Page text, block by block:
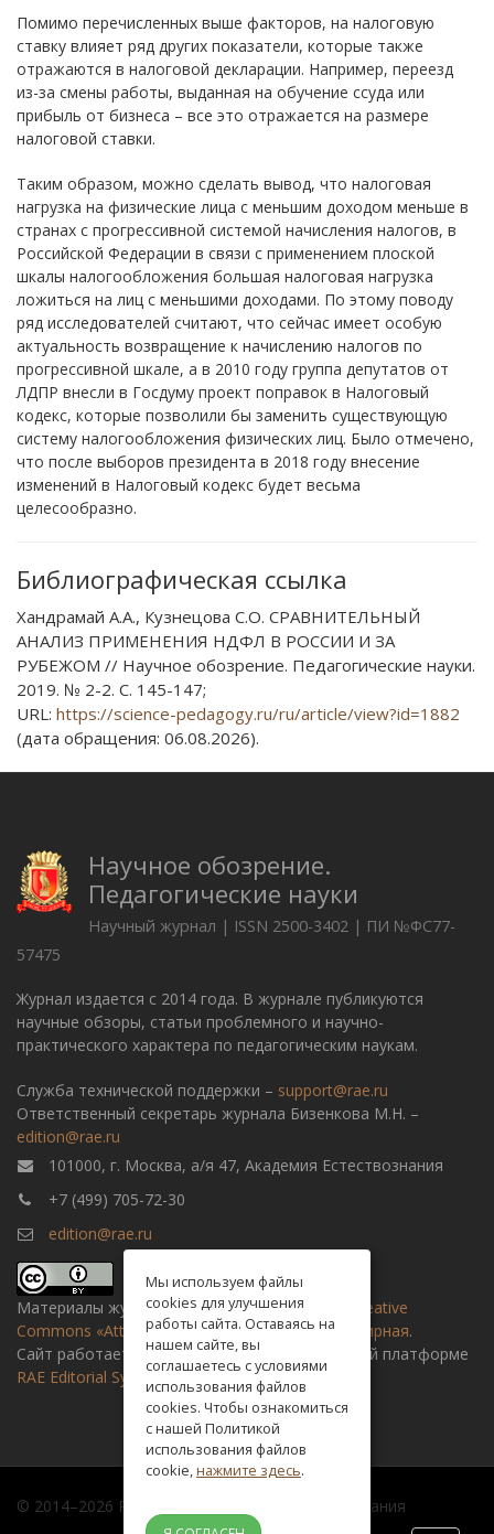
Помимо перечисленных выше факторов, на налоговую
ставку влияет ряд других показатели, которые также
отражаются в налоговой декларации. Например, переезд
из-за смены работы, выданная на обучение ссуда или
прибыль от бизнеса – все это отражается на размере
налоговой ставки.
Таким образом, можно сделать вывод, что налоговая
нагрузка на физические лица с меньшим доходом меньше в
странах с прогрессивной системой начисления налогов, в
Российской Федерации в связи с применением плоской
шкалы налогообложения большая налоговая нагрузка
ложиться на лиц с меньшими доходами. По этому поводу
ряд исследователей считают, что сейчас имеет особую
актуальность возвращение к начислению налогов по
прогрессивной шкале, а в 2010 году группа депутатов от
ЛДПР внесли в Госдуму проект поправок в Налоговый
кодекс, которые позволили бы заменить существующую
систему налогообложения физических лиц. Было отмечено,
что после выборов президента в 2018 году внесение
изменений в Налоговый кодекс будет весьма
целесообразно.
Библиографическая ссылка
Хандрамай А.А., Кузнецова С.О. СРАВНИТЕЛЬНЫЙ
АНАЛИЗ ПРИМЕНЕНИЯ НДФЛ В РОССИИ И ЗА
РУБЕЖОМ // Научное обозрение. Педагогические науки.
2019. № 2-2. С. 145-147;
URL: https://science-pedagogy.ru/ru/article/view?id=1882
(дата обращения: 06.08.2026).
Научное обозрение.
Педагогические науки
Научный журнал | ISSN 2500-3402 | ПИ №ФС77-
57475
Журнал издается с 2014 года. В журнале публикуются
научные обзоры, статьи проблемного и научно-
практического характера по педагогическим наукам.
Служба технической поддержки – support@rae.ru
Ответственный секретарь журнала Бизенкова М.Н. –
edition@rae.ru
101000, г. Москва, а/я 47, Академия Естествознания
+7 (499) 705-72-30
edition@rae.ru
Материалы журнала доступны полицензии Creative
Commons «Attribution» («Атрибуция») 4.0 Всемирная.
Сайт работает на универсальной издательской платформе
RAE Editorial System
© 2014–2026 Российская академия естествознания
Мы используем файлы
cookies для улучшения
работы сайта. Оставаясь на
нашем сайте, вы
соглашаетесь с условиями
использования файлов
cookies. Чтобы ознакомиться
с нашей Политикой
использования файлов
cookie,нажмите здесь.